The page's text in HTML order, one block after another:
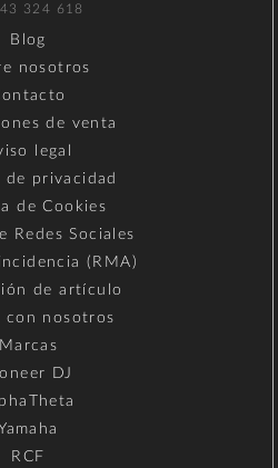
324 618
Blog
nosotros
de venta
legal
de privacidad
de Cookies
Redes Sociales
(RMA)
de artículo
con nosotros
Marcas
DJ
RCF